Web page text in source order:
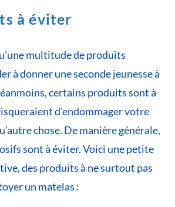
à éviter
multitude de produits
à donner une seconde jeunesse à
certains produits sont à
d’endommager votre
chose. De manière générale,
sont à éviter. Voici une petite
des produits à ne surtout pas
un matelas :